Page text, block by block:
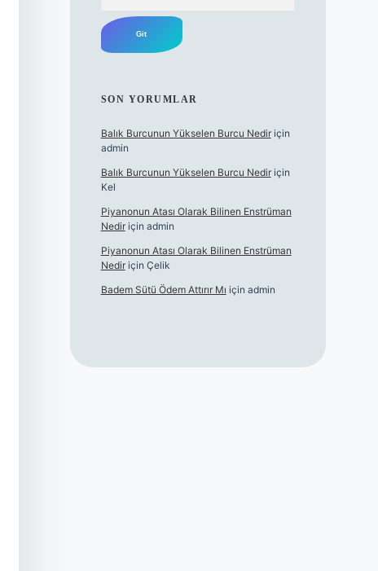
SON YORUMLAR
Balık Burcunun Yükselen Burcu Nediriçin
admin
Balık Burcunun Yükselen Burcu Nediriçin
Kel
Piyanonun Atası Olarak Bilinen Enstrüman
Nediriçin admin
Piyanonun Atası Olarak Bilinen Enstrüman
Nediriçin Çelik
Badem Sütü Ödem Attırır Mı için admin